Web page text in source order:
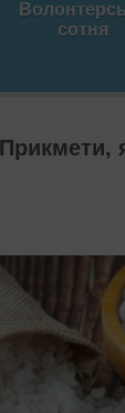
сотня